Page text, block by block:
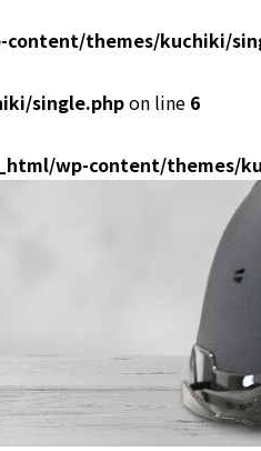
content/themes/kuchiki/
single.phpon line 6
wp-content/themes/